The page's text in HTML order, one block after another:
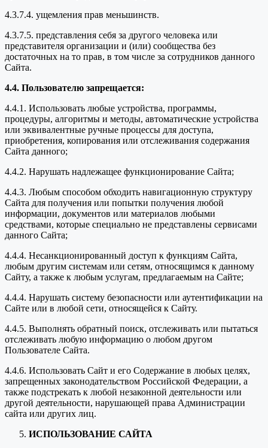
4.3.7.4. ущемления прав меньшинств.
4.3.7.5. представления себя за другого человека или
представителя организации и (или) сообщества без
достаточных на то прав, в том числе за сотрудников данного
Сайта.
4.4. Пользователю запрещается:
4.4.1. Использовать любые устройства, программы,
процедуры, алгоритмы и методы, автоматические устройства
или эквивалентные ручные процессы для доступа,
приобретения, копирования или отслеживания содержания
Сайта данного;
4.4.2. Нарушать надлежащее функционирование Сайта;
4.4.3. Любым способом обходить навигационную структуру
Сайта для получения или попытки получения любой
информации, документов или материалов любыми
средствами, которые специально не представлены сервисами
данного Сайта;
4.4.4. Несанкционированный доступ к функциям Сайта,
любым другим системам или сетям, относящимся к данному
Сайту, а также к любым услугам, предлагаемым на Сайте;
4.4.4. Нарушать систему безопасности или аутентификации на
Сайте или в любой сети, относящейся к Сайту.
4.4.5. Выполнять обратный поиск, отслеживать или пытаться
отслеживать любую информацию о любом другом
Пользователе Сайта.
4.4.6. Использовать Сайт и его Содержание в любых целях,
запрещенных законодательством Российской Федерации, а
также подстрекать к любой незаконной деятельности или
другой деятельности, нарушающей права Администрации
сайта или других лиц.
ИСПОЛЬЗОВАНИЕ САЙТА